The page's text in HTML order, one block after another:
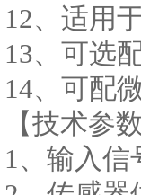
12、适用
13、可选
14、可配
【技术参
1、输入信